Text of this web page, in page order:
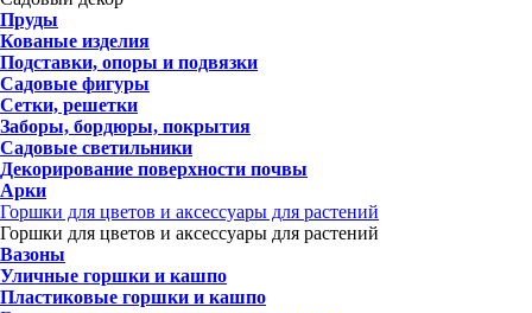
Пруды
Кованые изделия
Подставки, опоры и подвязки
Садовые фигуры
Сетки, решетки
Заборы, бордюры, покрытия
Садовые светильники
Декорирование поверхности почвы
Арки
Горшки для цветов и аксессуары для растений
Горшки для цветов и аксессуары для растений
Вазоны
Уличные горшки и кашпо
Пластиковые горшки и кашпо